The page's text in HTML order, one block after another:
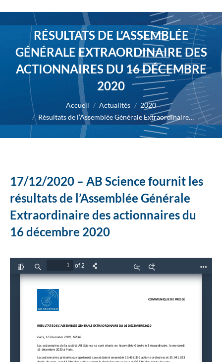
RÉSULTATS DE L’ASSEMBLÉE
GÉNÉRALE EXTRAORDINAIRE DES
ACTIONNAIRES DU 16 DÉCEMBRE
2020
Vous êtes ici : Accueil Actualités
2020
Résultats de l’Assemblée Générale Extraordinaire…
17/12/2020 – AB Science fournit les
résultats de l’Assemblée Générale
Extraordinaire des actionnaires du
16 décembre 2020